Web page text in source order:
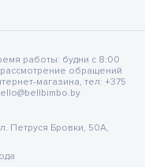
работы: будни с 8:00
обращений
магазина, тел: +375
Петруся Бровки, 50А,